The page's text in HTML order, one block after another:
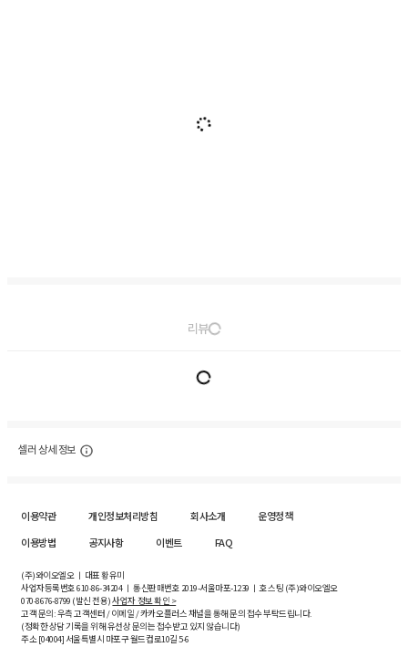
리뷰
셀러 상세 정보
이용약관 개인정보처리방침 회사소개
운영정책
이용방법
공지사항 이벤트 FAQ
(주)와이오엘오 ㅣ 대표 황유미
사업자등록번호610-86-34204ㅣ 통신판매번호 2019-서울마포-1239 ㅣ 호스팅 (주)와이오엘오
070-8676-8799 (발신 전용)사업자 정보 확인 >
고객 문의: 우측 고객센터 / 이메일 / 카카오플러스 채널을 통해 문의 접수 부탁드립니다.
(정확한 상담 기록을 위해 유선상 문의는 접수받고 있지 않습니다)
주소 [04004] 서울특별시 마포구 월드컵로10길5-6